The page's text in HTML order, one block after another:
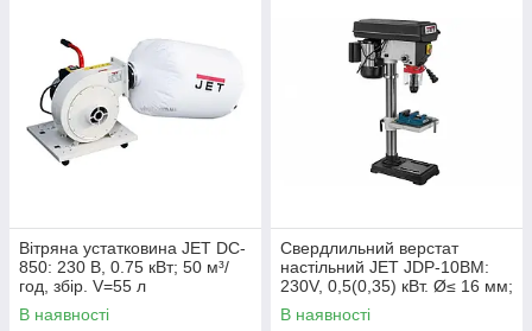
Вітряна устатковина JET DC-
850: 230 В, 0.75 кВт; 50 м³/
год, збір. V=55 л
В наявності
Свердлильний верстат
настільний JET JDP-10BM:
230V, 0,5(0,35) кВт. Ø≤ 16 мм;
12 шв. конус МК-2
В наявності